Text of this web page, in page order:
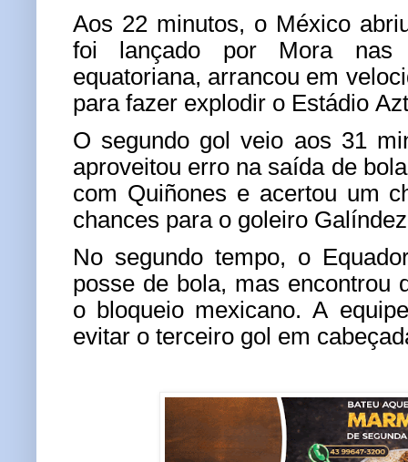
Aos 22 minutos, o México
foi lançado por Mora nas
equatoriana, arrancou em
para fazer explodir o Estádio
O segundo gol veio aos 31
aproveitou erro na saída de
com Quiñones e acertou um
chances para o goleiro
No segundo tempo, o
posse de bola, mas encontrou
o bloqueio mexicano. A
evitar o terceiro gol em